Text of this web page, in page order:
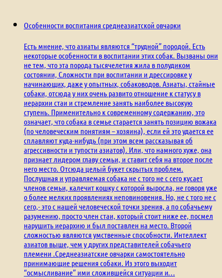
Особенности воспитания среднеазиатской овчарки
Есть мнение, что азиаты являются “трудной” породой. Есть
некоторые особенности в воспитании этих собак. Вызваны они
не тем, что эта порода тысячелетия жила в полудиком
состоянии, Сложности при воспитании и дрессировке у
начинающих, даже у опытных, собаководов. Азиаты, стайные
собаки, отсюда у них очень развито отношение к статусу в
иерархии стаи и стремление занять наиболее высокую
ступень. Применительно к современному содержанию, это
означает, что собака в семье старается занять позицию вожака
(по человеческим понятиям – хозяина), если ей это удается ее
сплавляют куда-нибудь (при этом всем рассказывая об
агрессивности и тупости азиатов). Или, что намного хуже, она
признает лидером главу семьи, и ставит себя на второе после
него место. Отсюда целый букет скрытых проблем.
Послушная и управляемая собака не с того не с сего кусает
членов семьи, калечит кошку с которой выросла, не говоря уже
о более мелких проявлениях неповиновения. Но, не с того не с
сего,- это с нашей человеческой точки зрения, а по собачьему
разумению, просто член стаи, который стоит ниже ее, посмел
нарушить иерархию и был поставлен на место. Второй
сложностью являются умственные способности. Интеллект
азиатов выше, чем у других представителей собачьего
племени .Среднеазиатские овчарки самостоятельно
принимающие решения собаки. Из этого выходит
“осмысливание” ими сложившейся ситуации и…